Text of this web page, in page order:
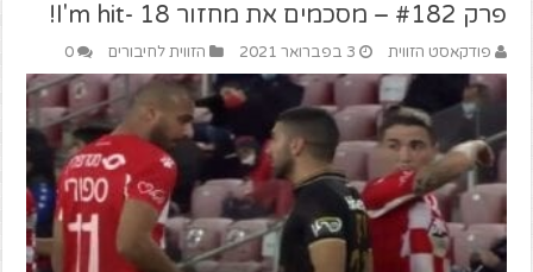
פרק #182 – מסכמים את מחזור 18 -I'm hit!
פודקאסט הזווית 3 בפברואר 2021 הזווית לחיבורים 0